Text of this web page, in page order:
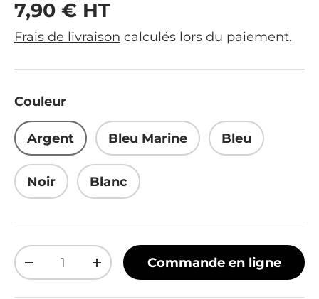
Prix habituel
7,90 € HT
Frais de livraison calculés lors du paiement.
Couleur
Argent Bleu Marine Bleu
Noir Blanc
Qté
Diminuer la quantité
Augmenter la quantité
Commande en ligne